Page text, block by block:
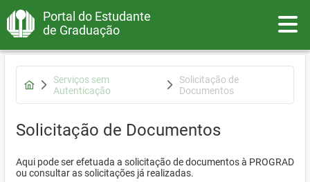
Portal do Estudante
de Graduação
Serviços sem
Autenticação
Solicitação de
Documentos
Solicitação de Documentos
Aqui pode ser efetuada a solicitação de documentos à PROGRAD
ou consultar as solicitações já realizadas.